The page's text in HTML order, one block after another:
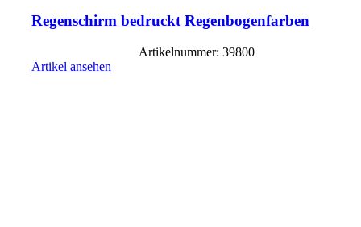
Regenschirm bedruckt Regenbogenfarben
Artikelnummer: 39800
Artikel ansehen